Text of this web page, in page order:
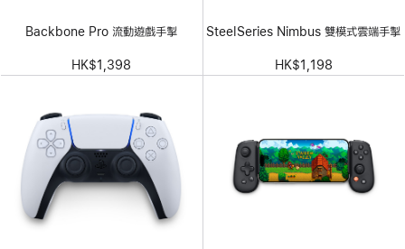
Backbone Pro 流動遊戲手掣
HK$1,398
SteelSeries Nimbus 雙模式雲端手掣
HK$1,198